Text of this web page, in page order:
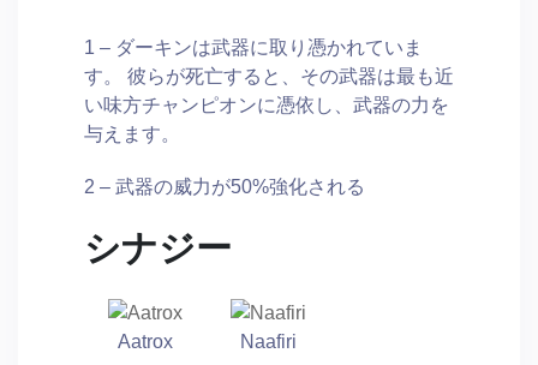
1 – ダーキンは武器に取り憑かれていま
す。 彼らが死亡すると、その武器は最も近
い味方チャンピオンに憑依し、武器の力を
与えます。
2 – 武器の威力が50%強化される
シナジー
Aatrox Naafiri